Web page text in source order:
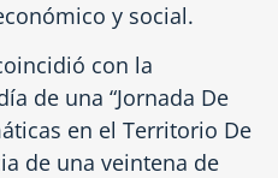
y social.
con la
de una “Jornada De
en el Territorio De
de una veintena de